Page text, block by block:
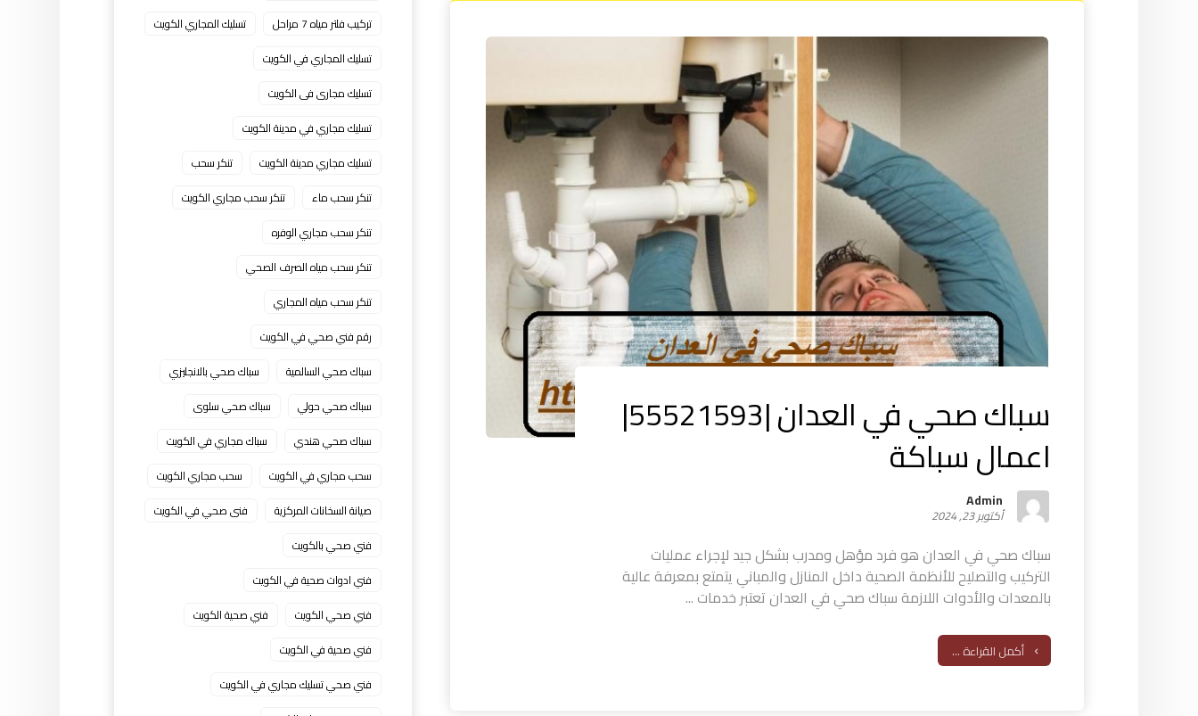
سباك صحي في العدان |55521593|
اعمال سباكة
Admin
أكتوبر 23, 2024
سباك صحي في العدان هو فرد مؤهل ومدرب بشكل جيد لإجراء عمليات
التركيب والتصليح للأنظمة الصحية داخل المنازل والمباني يتمتع بمعرفة عالية
بالمعدات والأدوات اللازمة سباك صحي في العدان تعتبر خدمات ...
أكمل القراءة ...
تركيب فلتر مياه 7 مراحل
تسليك المجاري الكويت
تسليك المجاري في الكويت
تسليك مجارى فى الكويت
تسليك مجاري في مدينة الكويت
تسليك مجاري مدينة الكويت
تنكر سحب
تنكر سحب ماء
تنكر سحب مجاري الكويت
تنكر سحب مجاري الوفره
تنكر سحب مياه الصرف الصحي
تنكر سحب مياه المجاري
رقم فني صحي في الكويت
سباك صحي السالمية
سباك صحي بالانجليزي
سباك صحي حولي
سباك صحي سلوى
سباك صحي هندي
سباك مجاري في الكويت
سحب مجاري في الكويت
سحب مجاري الكويت
صيانة السخانات المركزية
فنى صحي في الكويت
فني صحي بالكويت
فني ادوات صحية في الكويت
فني صحي الكويت
فني صحية الكويت
فني صحية في الكويت
فني صحي تسليك مجاري في الكويت